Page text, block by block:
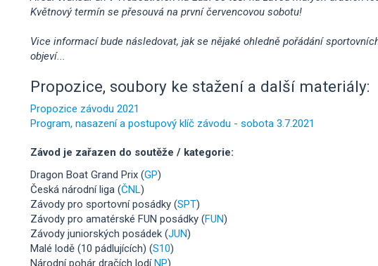
Květnový termín se přesouvá na první červencovou sobotu!
Vice informací bude následovat, jak se nějaké ohledně pořádání
objeví...
Propozice, soubory ke stažení a další materiály:
Propozice závodu 2021
Program, nasazení a postupový klíč závodu - sobota 3.7.2021
Závod je zařazen do soutěže / kategorie:
Dragon Boat Grand Prix (GP)
Česká národní liga (ČNL)
Závody pro sportovní posádky (SPT)
Závody pro amatérské FUN posádky (FUN)
Závody juniorských posádek (JUN)
Malé lodě (10 pádlujících) (S10)
Národní pohár dračích lodíNP)